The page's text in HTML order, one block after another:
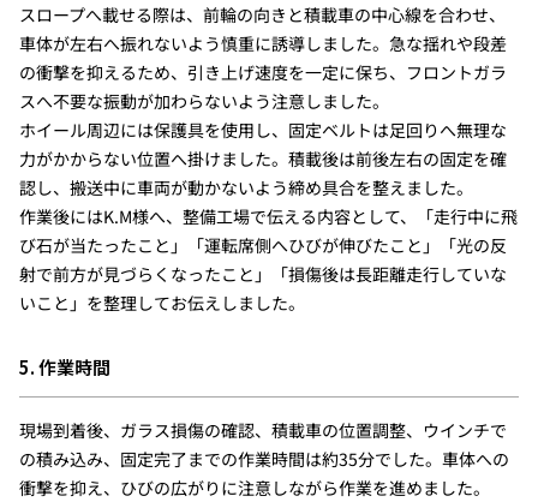
スロープへ載せる際は、前輪の向きと積載車の中心線を合わせ、
車体が左右へ振れないよう慎重に誘導しました。急な揺れや段差
の衝撃を抑えるため、引き上げ速度を一定に保ち、フロントガラ
スへ不要な振動が加わらないよう注意しました。
ホイール周辺には保護具を使用し、固定ベルトは足回りへ無理な
力がかからない位置へ掛けました。積載後は前後左右の固定を確
認し、搬送中に車両が動かないよう締め具合を整えました。
作業後にはK.M様へ、整備工場で伝える内容として、「走行中に飛
び石が当たったこと」「運転席側へひびが伸びたこと」「光の反
射で前方が見づらくなったこと」「損傷後は長距離走行していな
いこと」を整理してお伝えしました。
5. 作業時間
現場到着後、ガラス損傷の確認、積載車の位置調整、ウインチで
の積み込み、固定完了までの作業時間は約35分でした。車体への
衝撃を抑え、ひびの広がりに注意しながら作業を進めました。